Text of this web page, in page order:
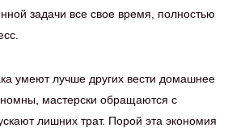
задачи все свое время, полностью
умеют лучше других вести домашнее
мастерски обращаются с
лишних трат. Порой эта экономия